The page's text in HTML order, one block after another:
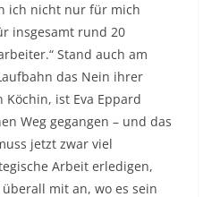
ich nicht nur für mich
insgesamt rund 20
Stand auch am
das Nein ihrer
ist Eva Eppard
Weg gegangen – und das
jetzt zwar viel
Arbeit erledigen,
mit an, wo es sein